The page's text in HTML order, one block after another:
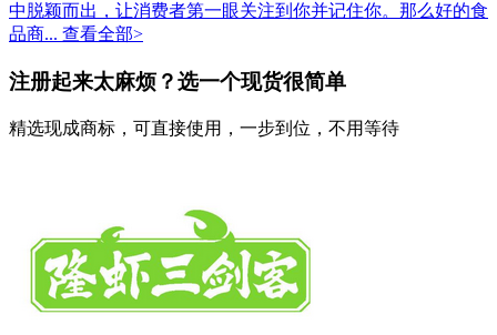
中脱颖而出，让消费者第一眼关注到你并记住你。那么好的食
品商... 查看全部>
注册起来太麻烦？选一个现货很简单
精选现成商标，可直接使用，一步到位，不用等待